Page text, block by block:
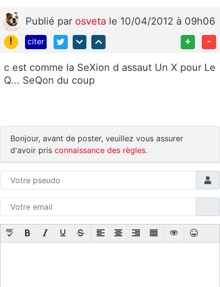
Publié par osveta le 10/04/2012 à 09h06
!
citer + -
c est comme la SeXion d assaut Un X pour Le
Q... SeQon du coup
Bonjour, avant de poster, veuillez vous assurer
d'avoir pris connaissance des règles.